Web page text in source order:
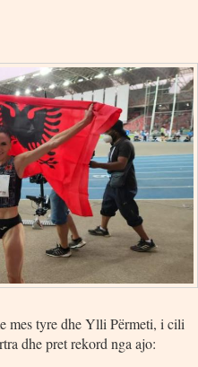
mes tyre dhe Ylli Përmeti, i cili
dhe pret rekord nga ajo: